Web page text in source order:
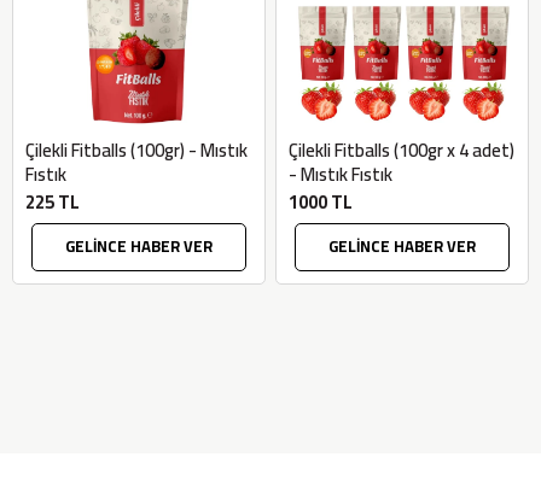
Çilekli Fitballs (100gr) - Mıstık
Fıstık
225 TL
GELİNCE HABER VER
Çilekli Fitballs (100gr x 4 adet)
- Mıstık Fıstık
1000 TL
GELİNCE HABER VER